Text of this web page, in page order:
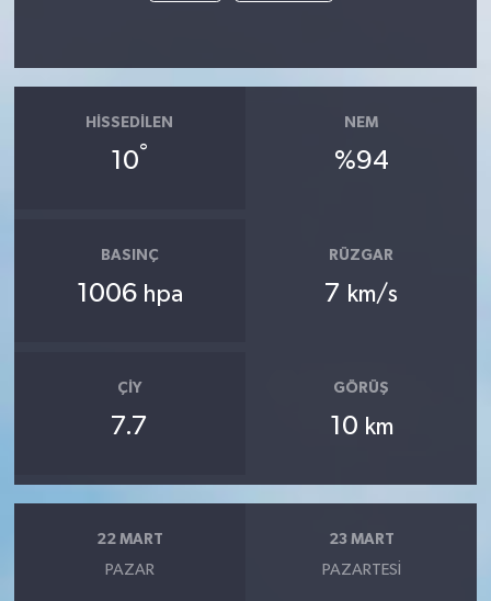
HISSEDILEN
10°
NEM
%94
BASINÇ
1006 hpa
RÜZGAR
7 km/s
ÇIY
7.7
GÖRÜŞ
10 km
22 MART
PAZAR
23 MART
PAZARTESI